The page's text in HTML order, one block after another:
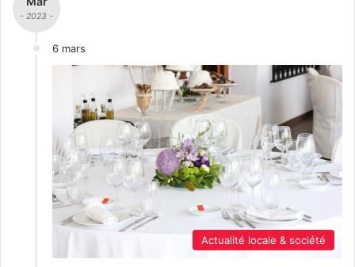
- 2023 -
6 mars
Actualité locale & société